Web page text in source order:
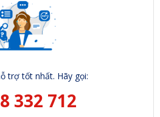
trợ tốt nhất. Hãy gọi:
332 712